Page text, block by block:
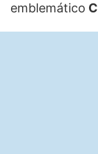
emblemático